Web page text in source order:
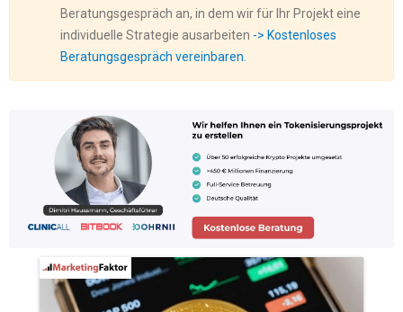
Beratungsgespräch an, in dem wir für Ihr Projekt eine
individuelle Strategie ausarbeiten -> Kostenloses
Beratungsgespräch vereinbaren.